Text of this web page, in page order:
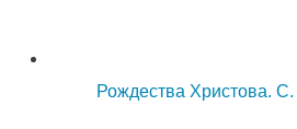
Рождества Христова. С.